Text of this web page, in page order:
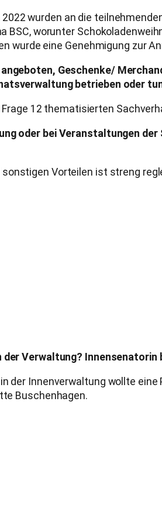
wurden an die
BSC, worunter
wurde eine Genehmigung zur
Geschenke/
betrieben oder
12 thematisierten
oder bei Veranstaltungen
sonstigen Vorteilen ist streng
der Verwaltung?
der Innenverwaltung wollte
Buschenhagen.